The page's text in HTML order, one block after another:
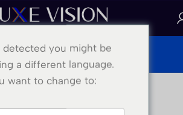
サリー
detected you might be
a different language.
want to change to: